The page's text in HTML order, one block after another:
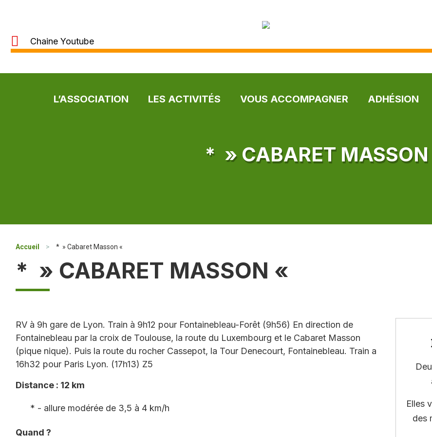
Chaine Youtube
L’ASSOCIATION LES ACTIVITÉS VOUS ACCOMPAGNER ADHÉSION
* » CABARET
Accueil > * » Cabaret Masson «
* » CABARET MASSON «
RV à 9h gare de Lyon. Train à 9h12 pour Fontainebleau-Forêt (9h56) En direction de
Fontainebleau par la croix de Toulouse, la route du Luxembourg et le Cabaret Masson
(pique nique). Puis la route du rocher Cassepot, la Tour Denecourt, Fontainebleau. Train a
16h32 pour Paris Lyon. (17h13) Z5
Distance : 12 km
* - allure modérée de 3,5 à 4 km/h
Quand ?
Elles
des